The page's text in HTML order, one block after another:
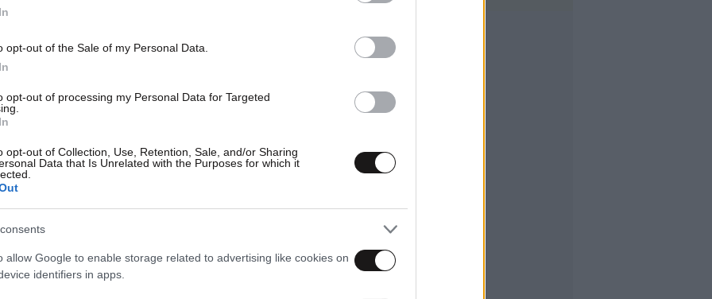
opt-out of the Sale of my Personal Data.
opt-out of processing my Personal Data for Targeted
opt-out of Collection, Use, Retention, Sale, and/or Sharing
Data that Is Unrelated with the Purposes for which it
allow Google to enable storage related to advertising like cookies on
identifiers in apps.